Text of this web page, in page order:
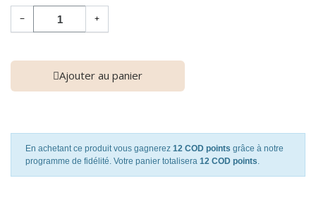
− +
Ajouter au panier
En achetant ce produit vous gagnerez 12 COD points grâce à notre
programme de fidélité. Votre panier totalisera 12 COD points.